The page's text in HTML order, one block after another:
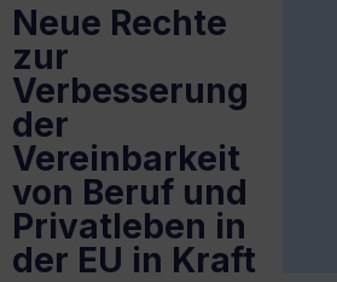
Neue Rechte
zur
Verbesserung
der
Vereinbarkeit
von Beruf und
Privatleben in
der EU in Kraft